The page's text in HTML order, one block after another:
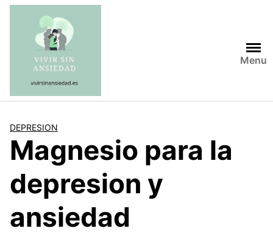
Saltar
contenido
Menu
DEPRESION
Magnesio para la
depresion y
ansiedad